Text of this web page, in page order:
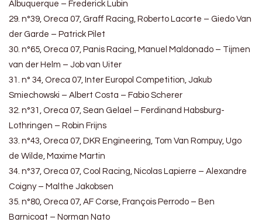
Albuquerque – Frederick Lubin
29. n°39, Oreca 07, Graff Racing, Roberto Lacorte – Giedo Van
der Garde – Patrick Pilet
30. n°65, Oreca 07, Panis Racing, Manuel Maldonado – Tijmen
van der Helm – Job van Uiter
31. n° 34, Oreca 07, Inter Europol Competition, Jakub
Smiechowski – Albert Costa – Fabio Scherer
32. n°31, Oreca 07, Sean Gelael – Ferdinand Habsburg-
Lothringen – Robin Frijns
33. n°43, Oreca 07, DKR Engineering, Tom Van Rompuy, Ugo
de Wilde, Maxime Martin
34. n°37, Oreca 07, Cool Racing, Nicolas Lapierre – Alexandre
Coigny – Malthe Jakobsen
35. n°80, Oreca 07, AF Corse, François Perrodo – Ben
Barnicoat – Norman Nato